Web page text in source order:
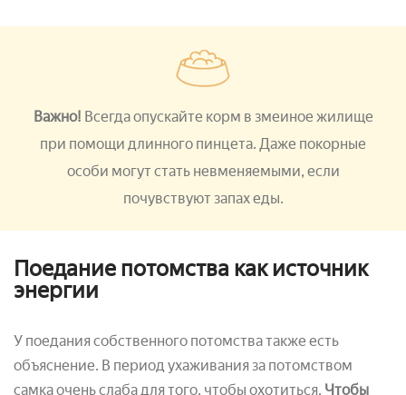
Важно! Всегда опускайте корм в змеиное жилище
при помощи длинного пинцета. Даже покорные
особи могут стать невменяемыми, если
почувствуют запах еды.
Поедание потомства как источник
энергии
У поедания собственного потомства также есть
объяснение. В период ухаживания за потомством
самка очень слаба для того, чтобы охотиться. Чтобы